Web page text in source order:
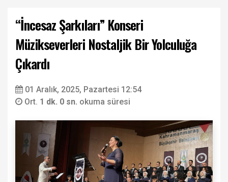
“İncesaz Şarkıları” Konseri
Müzikseverleri Nostaljik Bir Yolculuğa
Çıkardı
01 Aralık, 2025, Pazartesi 12:54
Ort. 1 dk. 0 sn. okuma süresi